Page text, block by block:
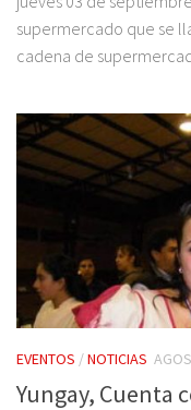
supermercado que se
cadena de
EVENTOS /NOTICIAS
Yungay, Cuenta